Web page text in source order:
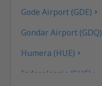
Gode Airport (GDE)
Gondar Airport (GDQ)
Humera (HUE)
Indaselassie (SHC)